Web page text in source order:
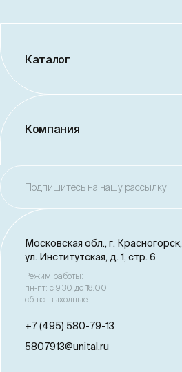
Каталог
Компания
Подпишитесь на нашу рассылку
Московская обл., г. Красногорск,
ул. Институтская, д. 1, стр. 6
Режим работы:
пн-пт: с 9.30 до 18.00
сб-вс: выходные
+7 (495) 580-79-13
5807913@unital.ru